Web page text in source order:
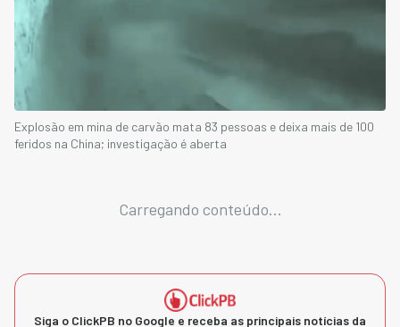
Explosão em mina de carvão mata 83 pessoas e deixa mais de 100
feridos na China; investigação é aberta
Carregando conteúdo...
Siga o ClickPB no Google e receba as principais notícias da